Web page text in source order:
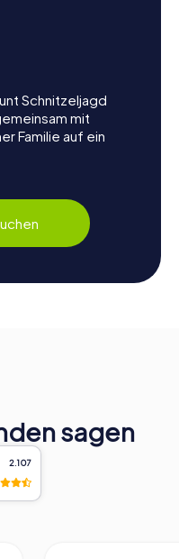
Schnitzeljagd
mit
Familie auf ein
sagen
2.107